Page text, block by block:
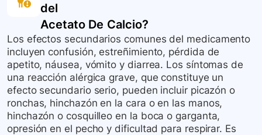
del
Acetato De Calcio?
Los efectos secundarios comunes del medicamento
incluyen confusión, estreñimiento, pérdida de
apetito, náusea, vómito y diarrea. Los síntomas de
una reacción alérgica grave, que constituye un
efecto secundario serio, pueden incluir picazón o
ronchas, hinchazón en la cara o en las manos,
hinchazón o cosquilleo en la boca o garganta,
opresión en el pecho y dificultad para respirar. Es